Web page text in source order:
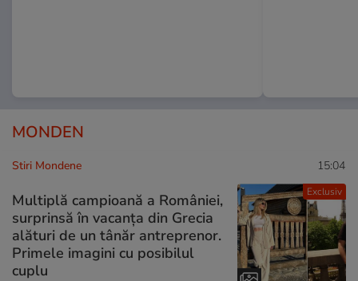
MONDEN
Exclusiv
Stiri Mondene 15:04
Multiplă campioană a României,
surprinsă în vacanța din Grecia
alături de un tânăr antreprenor.
Primele imagini cu posibilul
cuplu